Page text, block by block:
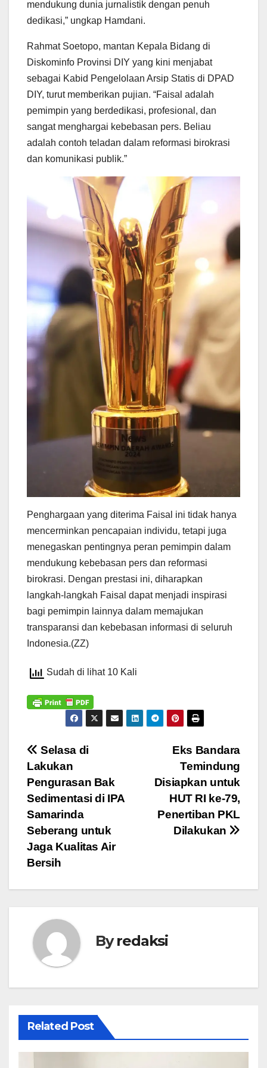
mendukung dunia jurnalistik dengan penuh
dedikasi,” ungkap Hamdani.
Rahmat Soetopo, mantan Kepala Bidang di
Diskominfo Provinsi DIY yang kini menjabat
sebagai Kabid Pengelolaan Arsip Statis di DPAD
DIY, turut memberikan pujian. “Faisal adalah
pemimpin yang berdedikasi, profesional, dan
sangat menghargai kebebasan pers. Beliau
adalah contoh teladan dalam reformasi birokrasi
dan komunikasi publik.”
Penghargaan yang diterima Faisal ini tidak hanya
mencerminkan pencapaian individu, tetapi juga
menegaskan pentingnya peran pemimpin dalam
mendukung kebebasan pers dan reformasi
birokrasi. Dengan prestasi ini, diharapkan
langkah-langkah Faisal dapat menjadi inspirasi
bagi pemimpin lainnya dalam memajukan
transparansi dan kebebasan informasi di seluruh
Indonesia.(ZZ)
Sudah di lihat 10 Kali
Navigasi
pos
Eks Bandara
Temindung
Disiapkan untuk
HUT RI ke-79,
Penertiban PKL
Dilakukan
Selasa di
Lakukan
Pengurasan Bak
Sedimentasi di IPA
Samarinda
Seberang untuk
Jaga Kualitas Air
Bersih
Byredaksi
Related Post